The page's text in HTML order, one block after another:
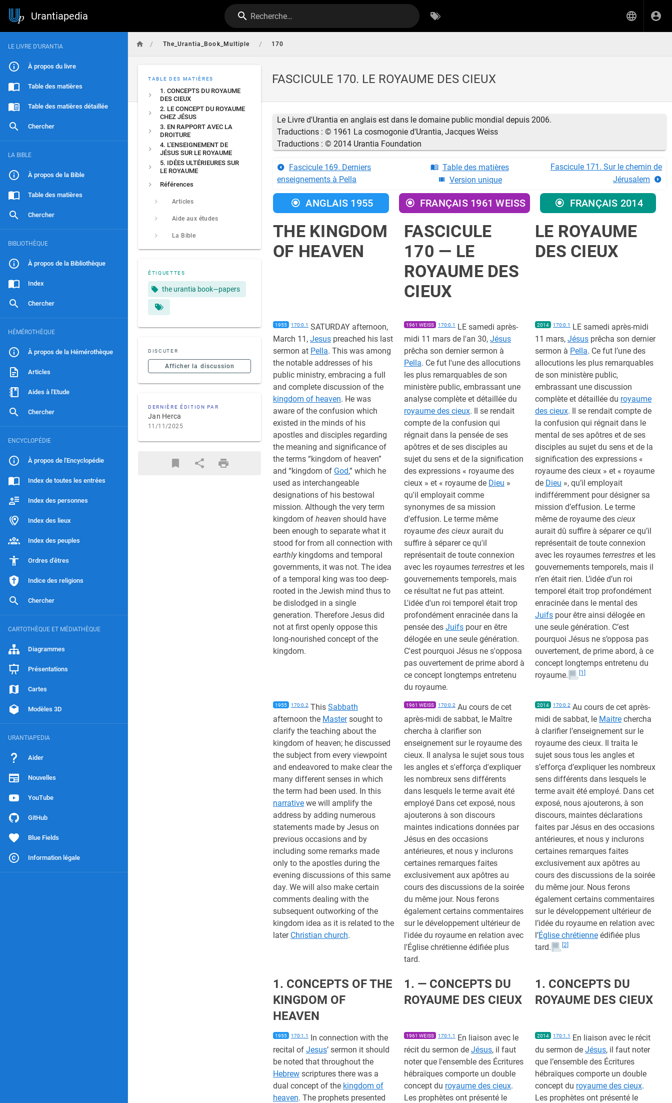
Urantiapedia Recherche…
LE LIVRE D’URANTIA
À propos du livre
Table des matières
Table des matières détaillée
Chercher
LA BIBLE
À propos de la Bible
Table des matières
Chercher
BIBLIOTHÈQUE
À propos de la Bibliothèque
Index
Chercher
HÉMÉROTHÈQUE
À propos de la Hémérothèque
Articles
Aides à l'Etude
Chercher
ENCYCLOPÉDIE
À propos de l'Encyclopédie
Index de toutes les entrées
Index des personnes
Index des lieux
Index des peuples
Ordres d'êtres
Indice des religions
Chercher
CARTOTHÈQUE ET MÉDIATHÈQUE
Diagrammes
Présentations
Cartes
Modèles 3D
URANTIAPEDIA
Aider
Nouvelles
YouTube
GitHub
Blue Fields
Information légale
/ The_Urantia_Book_Multiple / 170
FASCICULE 170. LE ROYAUME DES CIEUX
TABLE DES MATIÈRES
1. CONCEPTS DU ROYAUME
DES CIEUX
2. LE CONCEPT DU ROYAUME
CHEZ JÉSUS
3. EN RAPPORT AVEC LA
DROITURE
4. L’ENSEIGNEMENT DE
JÉSUS SUR LE ROYAUME
5. IDÉES ULTÉRIEURES SUR
LE ROYAUME
Références
Articles
Aide aux études
La Bible
ÉTIQUETTES
the urantia book—papers
DISCUTER
Afficher la discussion
DERNIÈRE ÉDITION PAR
Jan Herca
11/11/2025
Le Livre d'Urantia en anglais est dans le domaine public mondial depuis 2006.
Traductions : © 1961 La cosmogonie d'Urantia, Jacques Weiss
Traductions : © 2014 Urantia Foundation
Fascicule 169. Derniers
enseignements à Pella
Table des matières
Version unique
Fascicule 171. Sur le chemin de
Jérusalem
ANGLAIS 1955 FRANÇAIS 1961 WEISS FRANÇAIS 2014
THE KINGDOM
OF HEAVEN
FASCICULE
170 — LE
ROYAUME DES
CIEUX
LE ROYAUME
DES CIEUX
1955 170:0.1 SATURDAY afternoon,
March 11, Jesus preached his last
sermon at Pella. This was among
the notable addresses of his
public ministry, embracing a full
and complete discussion of the
kingdom of heaven. He was
aware of the confusion which
existed in the minds of his
apostles and disciples regarding
the meaning and significance of
the terms “kingdom of heaven”
and “kingdom of God,” which he
used as interchangeable
designations of his bestowal
mission. Although the very term
kingdom of heaven should have
been enough to separate what it
stood for from all connection with
earthlykingdoms and temporal
governments, it was not. The idea
of a temporal king was too deep-
rooted in the Jewish mind thus to
be dislodged in a single
generation. Therefore Jesus did
not at first openly oppose this
long-nourished concept of the
kingdom.
1961 WEISS 170:0.1
LE samedi après-
midi 11 mars de l'an 30, Jésus
prêcha son dernier sermon à
Pella. Ce fut l'une des allocutions
les plus remarquables de son
ministère public, embrassant une
analyse complète et détaillée du
royaume des cieux. Il se rendait
compte de la confusion qui
régnait dans la pensée de ses
apôtres et de ses disciples au
sujet du sens et de la signification
des expressions « royaume des
cieux » et « royaume de Dieu »
qu'il employait comme
synonymes de sa mission
d'effusion. Le terme même
royaume des cieux aurait du
suffire à séparer ce qu'il
représentait de toute connexion
avec les royaumes terrestres et les
gouvernements temporels, mais
ce résultat ne fut pas atteint.
L'idée d'un roi temporel était trop
profondément enracinée dans la
pensée des Juifs pour en être
délogée en une seule génération.
C'est pourquoi Jésus ne s'opposa
pas ouvertement de prime abord à
ce concept longtemps entretenu
du royaume.
2014 170:0.1
LE samedi après-midi
11 mars, Jésus prêcha son dernier
sermon à Pella. Ce fut l’une des
allocutions les plus remarquables
de son ministère public,
embrassant une discussion
complète et détaillée du royaume
des cieux. Il se rendait compte de
la confusion qui régnait dans le
mental de ses apôtres et de ses
disciples au sujet du sens et de la
signification des expressions «
royaume des cieux » et « royaume
de Dieu », qu’il employait
indifféremment pour désigner sa
mission d’effusion. Le terme
même de royaume des cieux
aurait dû suffire à séparer ce qu’il
représentait de toute connexion
avec les royaumes terrestres et les
gouvernements temporels, mais il
n’en était rien. L’idée d’un roi
temporel était trop profondément
enracinée dans le mental des
Juifs pour être ainsi délogée en
une seule génération. C’est
pourquoi Jésus ne s’opposa pas
ouvertement, de prime abord, à ce
concept longtemps entretenu du
royaume.
[1]
1955 170:0.2 This Sabbath
afternoon the Mastersought to
clarify the teaching about the
kingdom of heaven; he discussed
the subject from every viewpoint
and endeavored to make clear the
many different senses in which
the term had been used. In this
narrative we will amplify the
address by adding numerous
statements made by Jesus on
previous occasions and by
including some remarks made
only to the apostles during the
evening discussions of this same
day. We will also make certain
comments dealing with the
subsequent outworking of the
kingdom idea as it is related to the
later Christian church.
1961 WEISS 170:0.2 Au cours de cet
après-midi de sabbat, le Maître
chercha à clarifier son
enseignement sur le royaume des
cieux. Il analysa le sujet sous tous
les angles et s'efforça d'expliquer
les nombreux sens différents
dans lesquels le terme avait été
employé Dans cet exposé, nous
ajouterons à son discours
maintes indications données par
Jésus en des occasions
antérieures, et nous y inclurons
certaines remarques faites
exclusivement aux apôtres au
cours des discussions de la soirée
du même jour. Nous ferons
également certains commentaires
sur le développement ultérieur de
l'idée du royaume en relation avec
l'Église chrétienne édifiée plus
tard.
2014 170:0.2 Au cours de cet après-
midi de sabbat, le Maitre chercha
à clarifier l’enseignement sur le
royaume des cieux. Il traita le
sujet sous tous les angles et
s’efforça d’expliquer les nombreux
sens différents dans lesquels le
terme avait été employé. Dans cet
exposé, nous ajouterons, à son
discours, maintes déclarations
faites par Jésus en des occasions
antérieures, et nous y inclurons
certaines remarques faites
exclusivement aux apôtres au
cours des discussions de la soirée
du même jour. Nous ferons
également certains commentaires
sur le développement ultérieur de
l’idée du royaume en relation avec
l’Église chrétienne édifiée plus
tard.
[2]
1. CONCEPTS OF THE
KINGDOM OF
HEAVEN
1. — CONCEPTS DU
ROYAUME DES CIEUX
1. CONCEPTS DU
ROYAUME DES CIEUX
1955 170:1.1
In connection with the
recital of Jesus’ sermon it should
be noted that throughout the
Hebrew scriptures there was a
dual concept of the kingdom of
heaven. The prophets presented
1961 WEISS 170:1.1
En liaison avec le
récit du sermon de Jésus, il faut
noter que l'ensemble des Écritures
hébraïques comporte un double
concept du royaume des cieux.
Les prophètes ont présenté le
2014 170:1.1
En liaison avec le récit
du sermon de Jésus, il faut noter
que l’ensemble des Écritures
hébraïques comporte un double
concept du royaume des cieux.
Les prophètes ont présenté le